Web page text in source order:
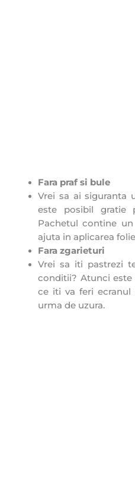
Fara praf si bule
Vrei sa ai siguranta
este posibil gratie
Pachetul contine
ajuta in aplicarea
Fara zgarieturi
Vrei sa iti pastrezi
conditii? Atunci
ce iti va feri
urma de uzura.